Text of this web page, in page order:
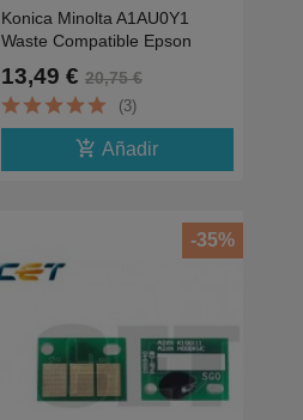
Konica Minolta A1AU0Y1
Waste Compatible Epson
C25,35,4750-36K
13,49 € 20,75 €
(3)
add_shopping_cart Añadir
-35%